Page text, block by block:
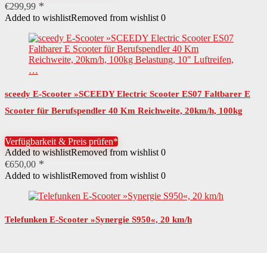
€299,99
Added to wishlistRemoved from wishlist 0
sceedy E-Scooter »SCEEDY Electric Scooter ES07 Faltbarer E
Scooter für Berufspendler 40 Km Reichweite, 20km/h, 100kg
Verfügbarkeit & Preis prüfen*
Added to wishlistRemoved from wishlist 0
€650,00
Added to wishlistRemoved from wishlist 0
Telefunken E-Scooter »Synergie S950«, 20 km/h